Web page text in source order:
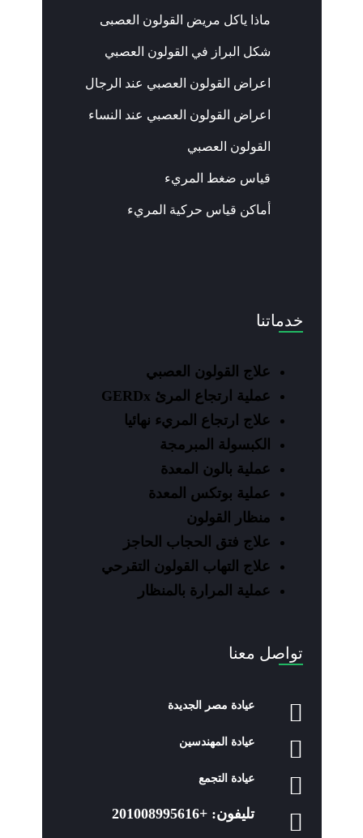
ماذا ياكل مريض القولون العصبى
شكل البراز في القولون العصبي
اعراض القولون العصبي عند الرجال
اعراض القولون العصبي عند النساء
القولون العصبي
قياس ضغط المريء
أماكن قياس حركية المريء
خدماتنا
علاج القولون العصبي
عملية ارتجاع المرئ GERDx
علاج ارتجاع المريء نهائيا
الكبسولة المبرمجة
عملية بالون المعدة
عملية بوتكس المعدة
منظار القولون
علاج فتق الحجاب الحاجز
علاج التهاب القولون التقرحي
عملية المرارة بالمنظار
تواصل معنا
عيادة مصر الجديدة
عيادة المهندسين
عيادة التجمع
تليفون: +201008995616